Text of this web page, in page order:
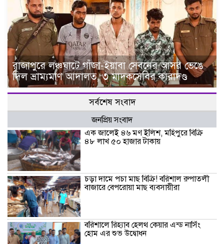
রাজাপুরে লঞ্চঘাটে গাঁজা-ইয়াবা সেবনের আসর ভেঙে
দিল ভ্রাম্যমাণ আদালত, ৩ মাদকসেবির কারাদণ্ড
সর্বশেষ সংবাদ
জনপ্রিয় সংবাদ
এক জালেই ৪৬ মণ ইলিশ, মহিপুরে বিক্রি
৪৮ লাখ ৫০ হাজার টাকায়
চড়া দামে পচা মাছ বিক্রি! বরিশাল রুপাতলী
বাজারে বেপরোয়া মাছ ব্যবসায়ীরা
বরিশালে রিহ্যাব হেলথ কেয়ার এন্ড নার্সিং
হোম এর শুভ উদ্বোধন